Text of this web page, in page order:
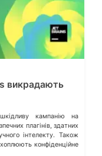
викрадають
кампанію на
плагінів, здатних
інтелекту. Також
конфіденційне